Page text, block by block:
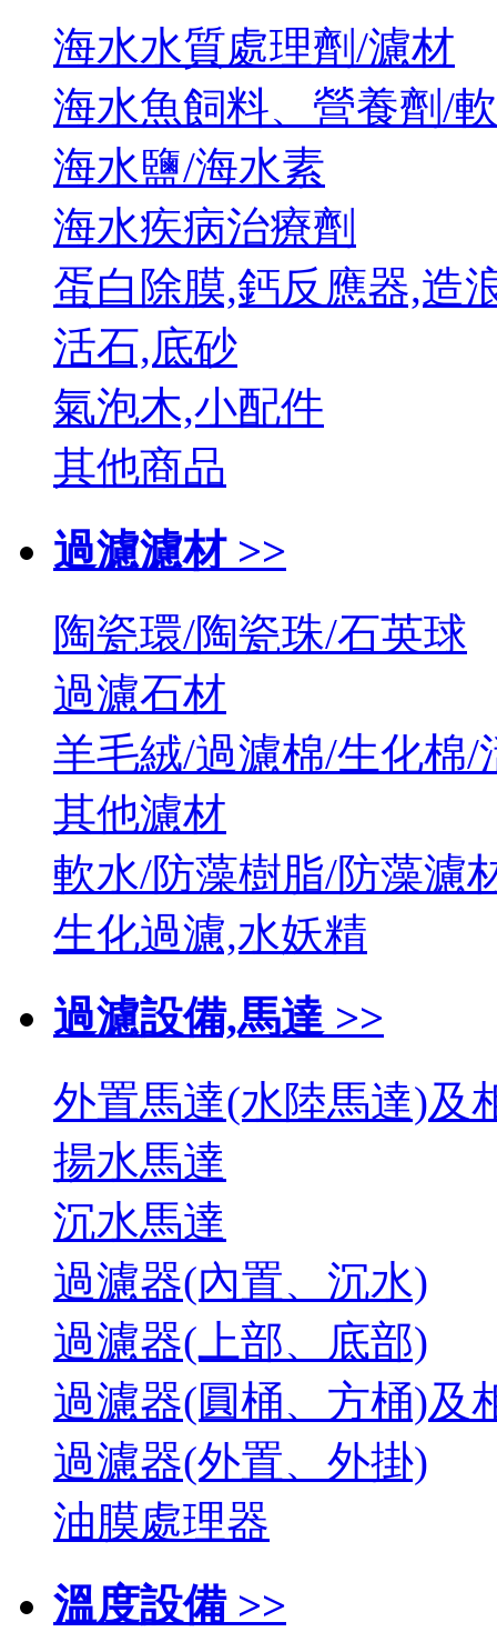
海水水質處理劑/濾材
海水魚飼料、營養劑/
海水鹽/海水素
海水疾病治療劑
蛋白除膜,鈣反應器,造
活石,底砂
氣泡木,小配件
其他商品
過濾濾材 >>
陶瓷環/陶瓷珠/石英球
過濾石材
羊毛絨/過濾棉/生化棉/
其他濾材
軟水/防藻樹脂/防藻濾
生化過濾,水妖精
過濾設備,馬達 >>
外置馬達(水陸馬達)及
揚水馬達
沉水馬達
過濾器(內置、沉水)
過濾器(上部、底部)
過濾器(圓桶、方桶)及
過濾器(外置、外掛)
油膜處理器
溫度設備 >>